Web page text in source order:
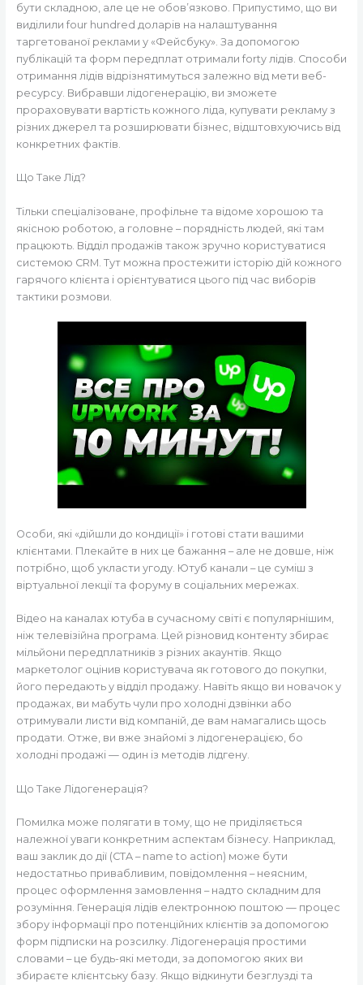
бути складною, але це не обов’язково. Припустимо, що ви
виділили four hundred доларів на налаштування
таргетованої реклами у «Фейсбуку». За допомогою
публікацій та форм передплат отримали forty лідів. Способи
отримання лідів відрізнятимуться залежно від мети веб-
ресурсу. Вибравши лідогенерацію, ви зможете
прораховувати вартість кожного ліда, купувати рекламу з
різних джерел та розширювати бізнес, відштовхуючись від
конкретних фактів.
Що Таке Лід?
Тільки спеціалізоване, профільне та відоме хорошою та
якісною роботою, а головне – порядність людей, які там
працюють. Відділ продажів також зручно користуватися
системою CRM. Тут можна простежити історію дій кожного
гарячого клієнта і орієнтуватися цього під час виборів
тактики розмови.
Особи, які «дійшли до кондиції» і готові стати вашими
клієнтами. Плекайте в них це бажання – але не довше, ніж
потрібно, щоб укласти угоду. Ютуб канали – це суміш з
віртуальної лекції та форуму в соціальних мережах.
Відео на каналах ютуба в сучасному світі є популярнішим,
ніж телевізійна програма. Цей різновид контенту збирає
мільйони передплатників з різних акаунтів. Якщо
маркетолог оцінив користувача як готового до покупки,
його передають у відділ продажу. Навіть якщо ви новачок у
продажах, ви мабуть чули про холодні дзвінки або
отримували листи від компаній, де вам намагались щось
продати. Отже, ви вже знайомі з лідогенерацією, бо
холодні продажі — один із методів лідгену.
Що Таке Лідогенерація?
Помилка може полягати в тому, що не приділяється
належної уваги конкретним аспектам бізнесу. Наприклад,
ваш заклик до дії (CTA – name to action) може бути
недостатньо привабливим, повідомлення – неясним,
процес оформлення замовлення – надто складним для
розуміння. Генерація лідів електронною поштою — процес
збору інформації про потенційних клієнтів за допомогою
форм підписки на розсилку. Лідогенерація простими
словами – це будь-які методи, за допомогою яких ви
збираєте клієнтську базу. Якщо відкинути безглузді та